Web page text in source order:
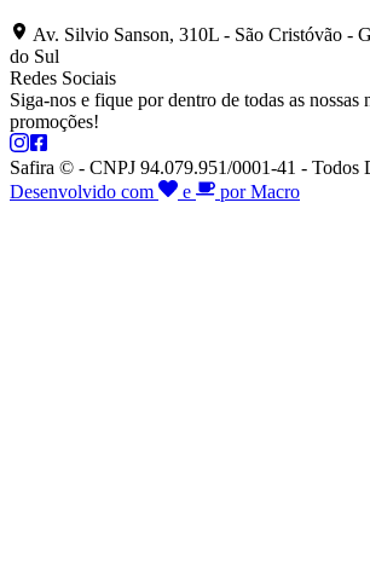
Av. Silvio Sanson, 310L - São Cristóvão -
do Sul
Redes Sociais
Siga-nos e fique por dentro de todas as nossas
promoções!
Safira © - CNPJ 94.079.951/0001-41 - Todos
Desenvolvido com
e por Macro